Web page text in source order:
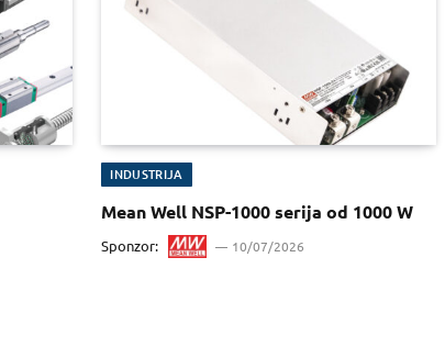
INDUSTRIJA
Mean Well NSP-1000 serija od 1000 W
Sponzor: 10/07/2026